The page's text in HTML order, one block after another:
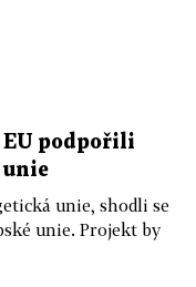
podpořili
unie, shodli se
unie. Projekt by